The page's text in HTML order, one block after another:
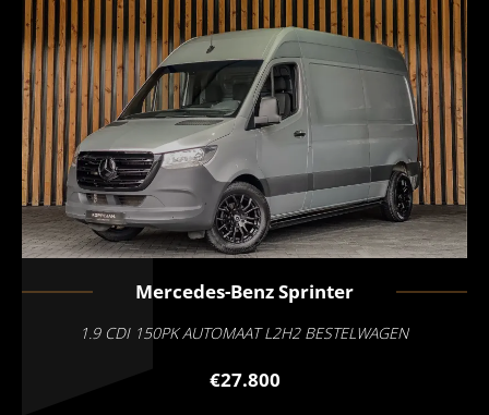
Mercedes-BenzSprinter
1.9 CDI 150PK AUTOMAAT L2H2 BESTELWAGEN
€27.800